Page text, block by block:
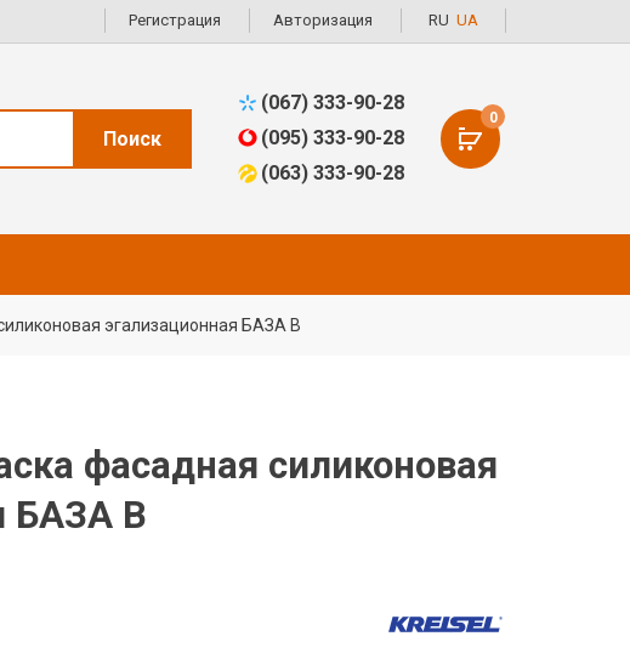
Регистрация Авторизация RU UA
Поиск
(067) 333-90-28
(095) 333-90-28
(063) 333-90-28
0
эгализационная БАЗА В
фасадная силиконовая
БАЗА В